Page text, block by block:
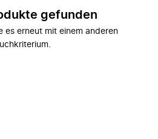
gefunden
es erneut mit einem anderen